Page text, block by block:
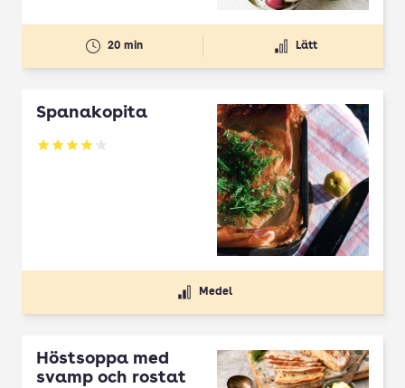
20 min Lätt
Spanakopita
Betyg: 4.1 av 5
Medel
Höstsoppa med
svamp och rostat